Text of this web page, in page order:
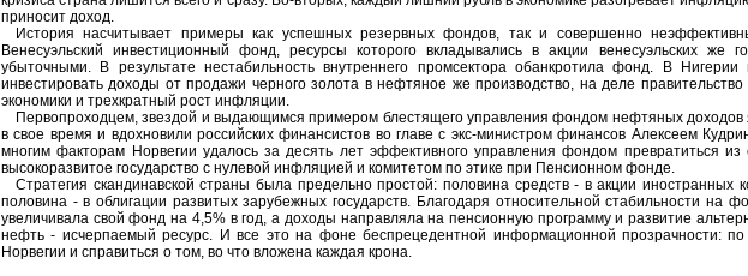
приносит доход.
История насчитывает примеры как успешных резервных фондов, так и совершенно
Венесуэльский инвестиционный фонд, ресурсы которого вкладывались в акции венесуэльских же
убыточными. В результате нестабильность внутреннего промсектора обанкротила фонд. В
инвестировать доходы от продажи черного золота в нефтяное же производство, на деле
экономики и трехкратный рост инфляции.
Первопроходцем, звездой и выдающимся примером блестящего управления фондом нефтяных
в свое время и вдохновили российских финансистов во главе с экс-министром финансов Алексеем
многим факторам Норвегии удалось за десять лет эффективного управления фондом превратиться
высокоразвитое государство с нулевой инфляцией и комитетом по этике при Пенсионном фонде.
Стратегия скандинавской страны была предельно простой: половина средств - в акции
половина - в облигации развитых зарубежных государств. Благодаря относительной стабильности на
увеличивала свой фонд на 4,5% в год, а доходы направляла на пенсионную программу и развитие
нефть - исчерпаемый ресурс. И все это на фоне беспрецедентной информационной прозрачности:
Норвегии и справиться о том, во что вложена каждая крона.